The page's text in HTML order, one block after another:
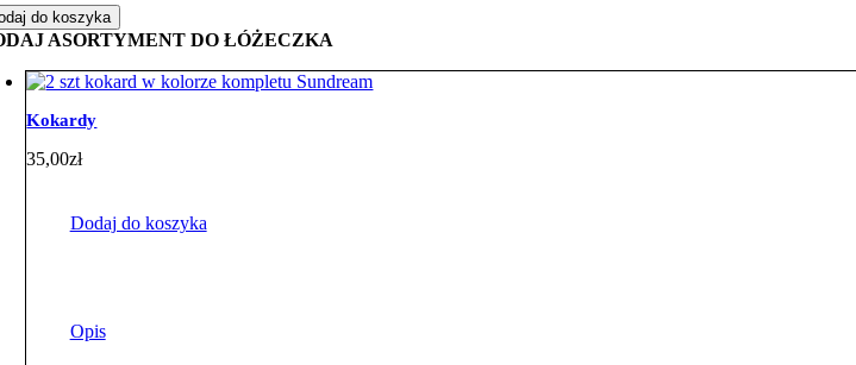
do koszyka
ASORTYMENT DO ŁÓŻECZKA
Kokardy
35,00zł
Dodaj do koszyka
Opis